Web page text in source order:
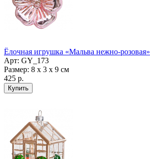
Ёлочная игрушка «Мальва нежно-розовая»
Арт: GY_173
Размер: 8 х 3 х 9 см
425 р.